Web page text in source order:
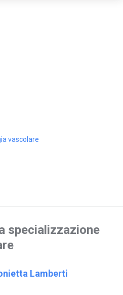
vascolare
specializzazione
Lamberti